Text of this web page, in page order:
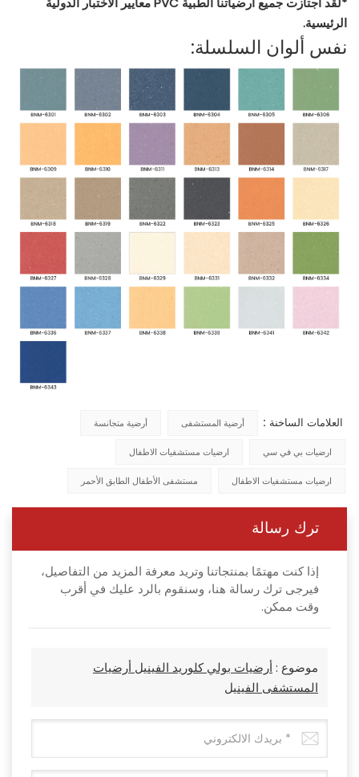
الرئيسية.
نفس ألوان السلسلة:
العلامات الساخنة : أرضية المستشفى أرضية متجانسة
ارضيات بي في سي ارضيات مستشفيات الاطفال
ارضيات مستشفيات الاطفال مستشفى الأطفال الطابق الأحمر
ترك رسالة
إذا كنت مهتمًا بمنتجاتنا وتريد معرفة المزيد من التفاصيل،
فيرجى ترك رسالة هنا، وسنقوم بالرد عليك في أقرب
وقت ممكن.
موضوع :أرضيات بولي كلوريد الفينيل أرضيات
المستشفى الفينيل